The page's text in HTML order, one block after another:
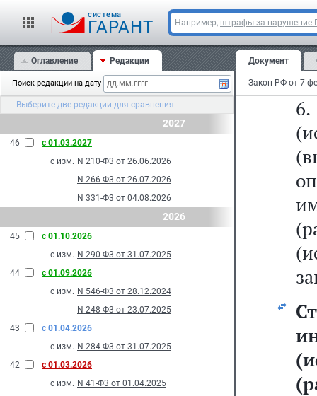
cистема
ГАРАНТ Например, штрафы за нарушение
Оглавление Редакции
Поиск редакции на дату
Выберите две редакции для сравнения
2027
46
с 01.03.2027
с изм. N 210-Ф3 от 26.06.2026
N 266-Ф3 от 26.07.2026
N 331-Ф3 от 04.08.2026
2026
45
с 01.10.2026
с изм. N 290-Ф3 от 31.07.2025
44
с 01.09.2026
с изм. N 546-Ф3 от 28.12.2024
N 248-Ф3 от 23.07.2025
43
с 01.04.2026
с изм. N 284-Ф3 от 31.07.2025
42
с 01.03.2026
с изм. N 41-Ф3 от 01.04.2025
Документ